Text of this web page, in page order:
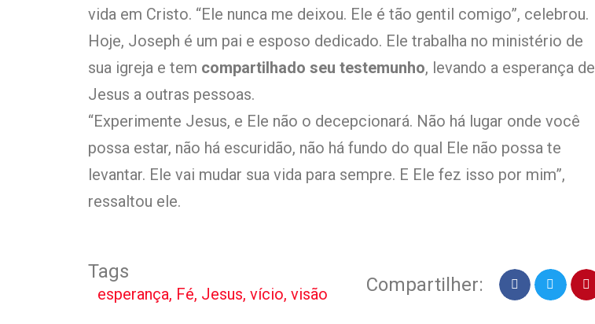
vida em Cristo. “Ele nunca me deixou. Ele é tão gentil comigo”, celebrou.
Hoje, Joseph é um pai e esposo dedicado. Ele trabalha no ministério de
sua igreja e tem compartilhado seu testemunho, levando a esperança de
Jesus a outras pessoas.
“Experimente Jesus, e Ele não o decepcionará. Não há lugar onde você
possa estar, não há escuridão, não há fundo do qual Ele não possa te
levantar. Ele vai mudar sua vida para sempre. E Ele fez isso por mim”,
ressaltou ele.
Tags
esperança, Fé, Jesus, vício, visão Compartilher: